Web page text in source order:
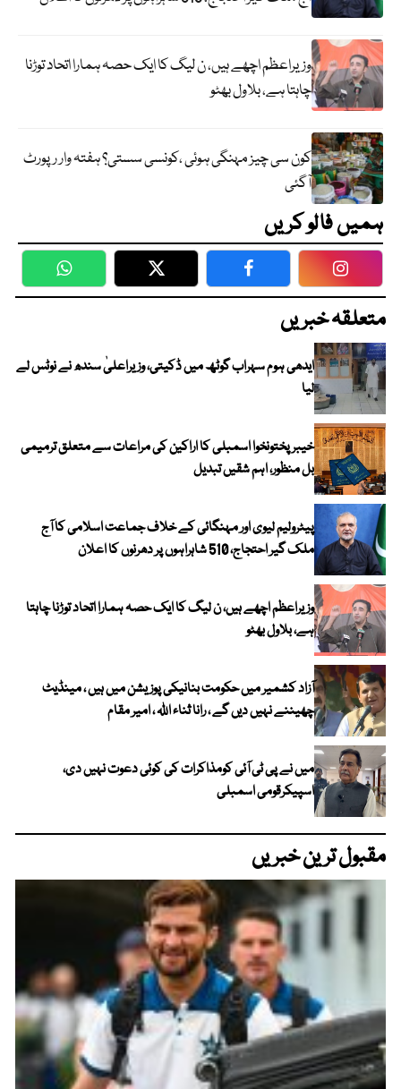
وزیراعظم اچھے ہیں، ن لیگ کا ایک حصہ ہمارا اتحاد توڑنا
چاہتا ہے، بلاول بھٹو
کون سی چیز مہنگی ہوئی ،کونسی سستی؟ ہفتہ وار رپورٹ
آگئی
ہمیں فالو کریں
WhatsApp Twitter Facebook
متعلقہ خبریں
ایدھی ہوم سہراب گوٹھ میں ڈکیتی، وزیراعلیٰ سندھ نے نوٹس لے
لیا
خیبرپختونخوا اسمبلی کا اراکین کی مراعات سے متعلق ترمیمی
بل منظور، اہم شقیں تبدیل
پیٹرولیم لیوی اور مہنگائی کے خلاف جماعت اسلامی کا آج
ملک گیر احتجاج، 510 شاہراہوں پر دھرنوں کا اعلان
وزیراعظم اچھے ہیں، ن لیگ کا ایک حصہ ہمارا اتحاد توڑنا چاہتا
ہے، بلاول بھٹو
آزاد کشمیر میں حکومت بنانیکی پوزیشن میں ہیں ، مینڈیٹ
چھیننے نہیں دیں گے ، رانا ثناء اللہ ، امیر مقام
میں نے پی ٹی آئی کومذاکرات کی کوئی دعوت نہیں دی،
اسپیکرقومی اسمبلی
مقبول ترین خبریں